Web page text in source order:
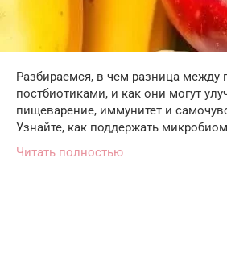
Разбираемся, в чем разница между
постбиотиками, и как они могут
пищеварение, иммунитет и
Узнайте, как поддержать
Читать полностью